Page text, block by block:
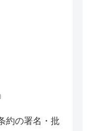
約の署名・批